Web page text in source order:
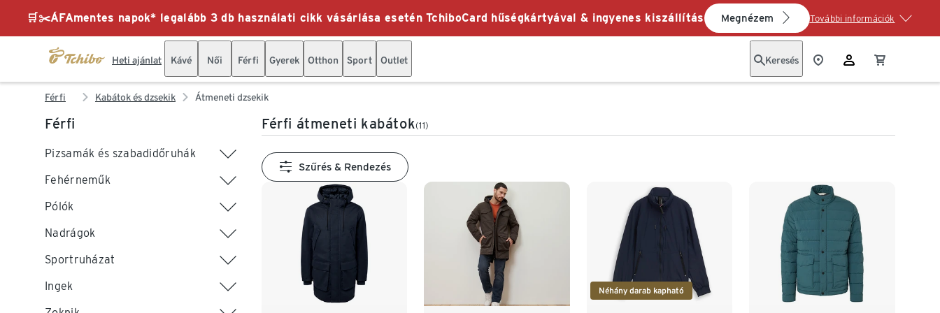
🛒✂️ÁFAmentes napok* legalább 3 db használati cikk vásárlása esetén TchiboCard hűségkártyával & ingyenes kiszállítás Megnézem További információk
Heti ajánlat Kávé Női Férfi Gyerek Otthon Sport Outlet Keresés
Férfi Kabátok és dzsekik Átmeneti dzsekik
Férfi
Pizsamák és szabadidőruhák
Fehérneműk
Pólók
Nadrágok
Sportruházat
Ingek
Férfi átmeneti kabátok(11)
Szűrés & Rendezés
Néhány darab kapható